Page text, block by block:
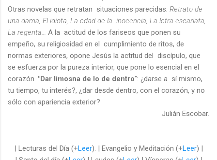
Otras novelas que retratan situaciones parecidas: Retrato de
una dama, El idiota, La edad de la inocencia, La letra escarlata,
La regenta…
A la actitud de los fariseos que ponen su
empeño, su religiosidad en el cumplimiento de ritos, de
normas exteriores, opone Jesús la actitud del discípulo, que
se esfuerza por la pureza interior, que pone lo esencial en el
corazón. "Dar limosna de lo de dentro": ¿darse a sí mismo,
tu tiempo, tu interés?, ¿dar desde dentro, con el corazón, y no
sólo con apariencia exterior?
Julián Escobar.
| Lecturas del Día (+Leer). | Evangelio y Meditación (+Leer) |